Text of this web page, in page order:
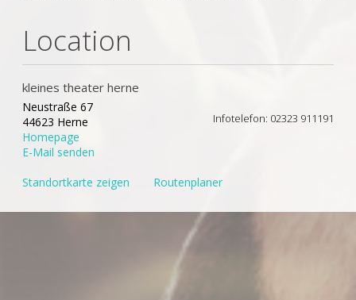
Location
kleines theater herne
Neustraße 67
44623 Herne
Homepage
E-Mail senden
Infotelefon: 02323 911191
Standortkarte zeigen Routenplaner